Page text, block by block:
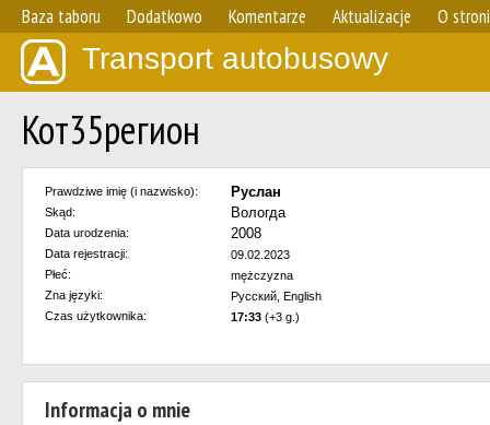
Baza taboru Dodatkowo Komentarze Aktualizacje O
Transport autobusowy
Кот35регион
Prawdziwe imię (i nazwisko): Руслан
Skąd: Вологда
Data urodzenia: 2008
Data rejestracji:
09.02.2023
Płeć:
mężczyzna
Zna języki:
Русский, English
Czas użytkownika:
17:33 (+3 g.)
Informacja o mnie